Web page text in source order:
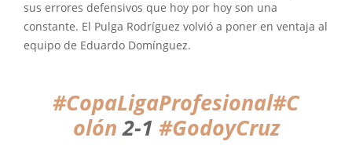
sus errores defensivos que hoy por hoy son una
constante. El Pulga Rodríguez volvió a poner en ventaja al
equipo de Eduardo Domínguez.
#CopaLigaProfesional#C
olón2-1 #GodoyCruz